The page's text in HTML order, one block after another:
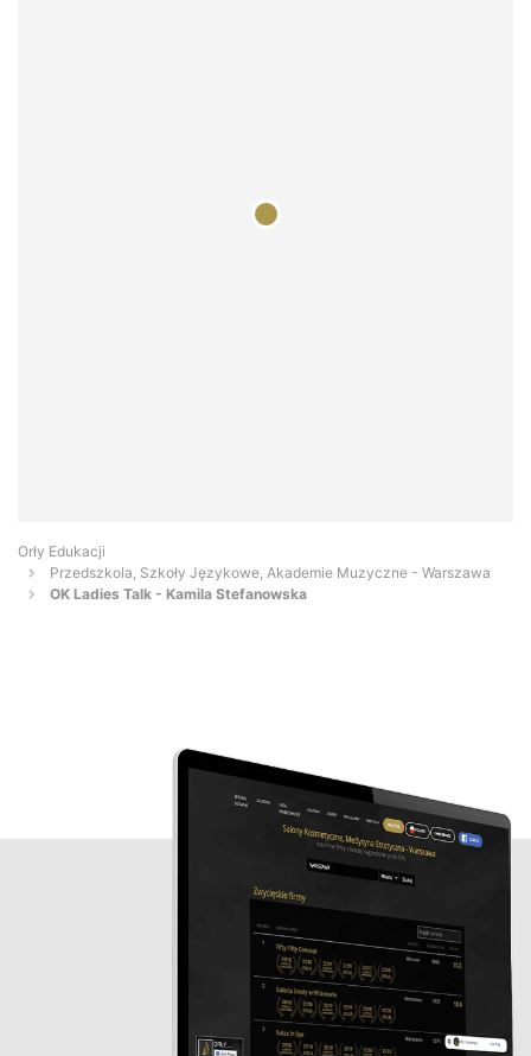
Orły Edukacji
Przedszkola, Szkoły Językowe, Akademie Muzyczne - Warszawa
OK Ladies Talk - Kamila Stefanowska